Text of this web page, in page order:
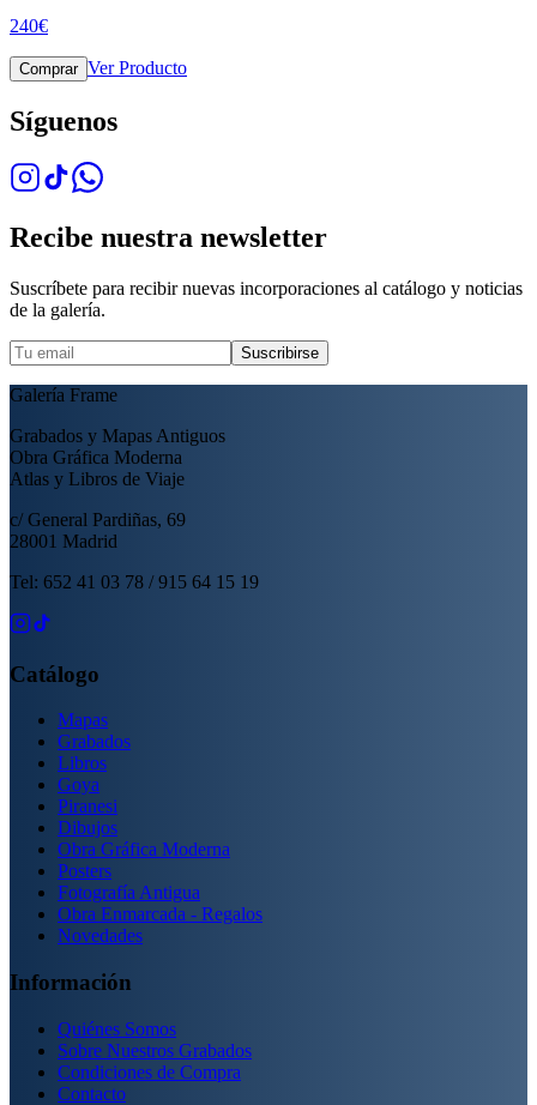
240€
Comprar Ver Producto
Síguenos
Recibe nuestra newsletter
Suscríbete para recibir nuevas incorporaciones al catálogo y noticias
de la galería.
Suscribirse
Galería Frame
Grabados y Mapas Antiguos
Obra Gráfica Moderna
Atlas y Libros de Viaje
c/ General Pardiñas, 69
28001 Madrid
Tel: 652 41 03 78 / 915 64 15 19
Catálogo
Mapas
Grabados
Libros
Goya
Piranesi
Dibujos
Obra Gráfica Moderna
Posters
Fotografía Antigua
Obra Enmarcada - Regalos
Novedades
Información
Quiénes Somos
Sobre Nuestros Grabados
Condiciones de Compra
Contacto